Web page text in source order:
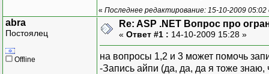
« Последнее редактирование: 15-10-2009
abra
Постоялец
Offline
Re: ASP .NET Вопрос про
« Ответ #1 : 14-10-2009 15:28 »
на вопросы 1,2 и 3 может помочь
-Запись айпи (да, да, да я тоже